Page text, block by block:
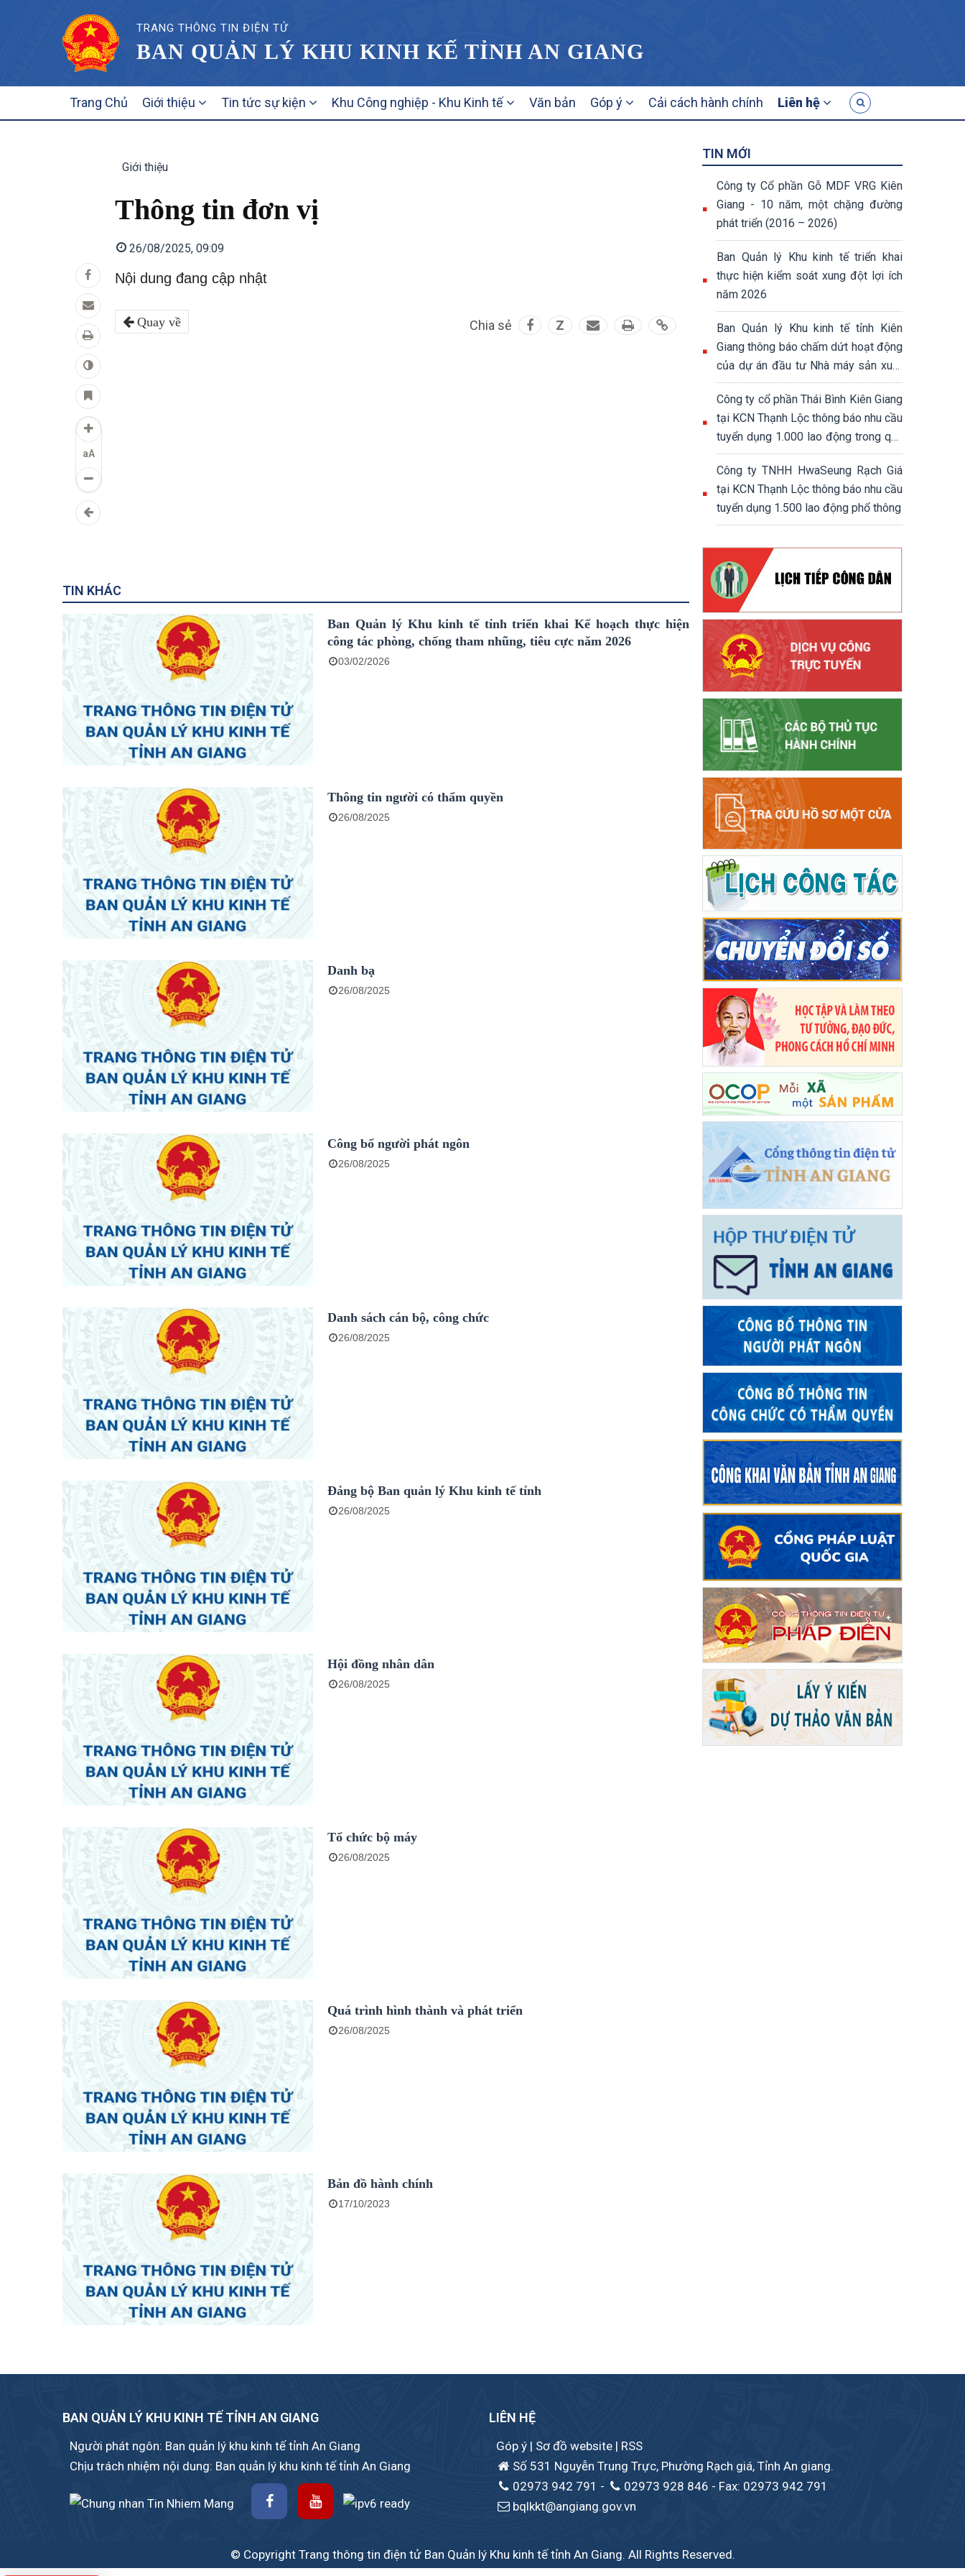
TRANG THÔNG TIN ĐIỆN TỬ
BAN QUẢN LÝ KHU KINH KẾ TỈNH AN GIANG
NAVIGATION
Trang Chủ Giới thiệu Tin tức sự kiện Khu Công nghiệp - Khu Kinh tế Văn bản Góp ý Cải cách hành chính Liên hệ
aA
Giới thiệu
Thông tin đơn vị
26/08/2025, 09:09
Nội dung đang cập nhật
Quay về Chia sẻ Z
TIN KHÁC
Ban Quản lý Khu kinh tế tỉnh triển khai Kế hoạch thực hiện
công tác phòng, chống tham nhũng, tiêu cực năm 2026
03/02/2026
Thông tin người có thẩm quyền
26/08/2025
Danh bạ
26/08/2025
Công bố người phát ngôn
26/08/2025
Danh sách cán bộ, công chức
26/08/2025
Đảng bộ Ban quản lý Khu kinh tế tỉnh
26/08/2025
Hội đồng nhân dân
26/08/2025
Tổ chức bộ máy
26/08/2025
Quá trình hình thành và phát triển
26/08/2025
Bản đồ hành chính
17/10/2023
TIN MỚI
Công ty Cổ phần Gỗ MDF VRG Kiên
Giang - 10 năm, một chặng đường
phát triển (2016 – 2026)
Ban Quản lý Khu kinh tế triển khai
thực hiện kiểm soát xung đột lợi ích
năm 2026
Ban Quản lý Khu kinh tế tỉnh Kiên
Giang thông báo chấm dứt hoạt động
của dự án đầu tư Nhà máy sản xuất
đế giày và giày dép xuất khẩu
Công ty cổ phần Thái Bình Kiên Giang
tại KCN Thạnh Lộc thông báo nhu cầu
tuyển dụng 1.000 lao động trong quý
4/2024
Công ty TNHH HwaSeung Rạch Giá
tại KCN Thạnh Lộc thông báo nhu cầu
tuyển dụng 1.500 lao động phổ thông
BAN QUẢN LÝ KHU KINH TẾ TỈNH AN GIANG
Người phát ngôn: Ban quản lý khu kinh tế tỉnh An Giang
Chịu trách nhiệm nội dung: Ban quản lý khu kinh tế tỉnh An Giang
LIÊN HỆ
Góp ý | Sơ đồ website | RSS
Số 531 Nguyễn Trung Trực, Phường Rạch giá, Tỉnh An giang.
02973 942 791 - 02973 928 846 - Fax: 02973 942 791
bqlkkt@angiang.gov.vn
© Copyright Trang thông tin điện tử Ban Quản lý Khu kinh tế tỉnh An Giang. All Rights Reserved.